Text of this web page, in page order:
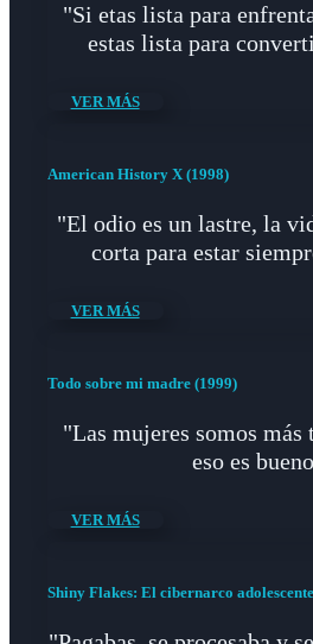
"Si etas lista para
estas lista para
VER MÁS
American History X (1998)
"El odio es un lastre, la
corta para estar
VER MÁS
Todo sobre mi madre (1999)
"Las mujeres somos más
eso es
VER MÁS
Shiny Flakes: El cibernarco